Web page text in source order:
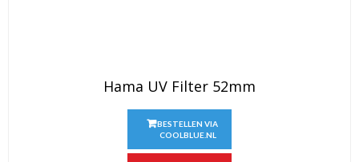
Hama UV Filter 52mm
BESTELLEN VIA
COOLBLUE.NL